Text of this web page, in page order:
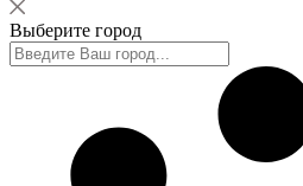
Выберите город